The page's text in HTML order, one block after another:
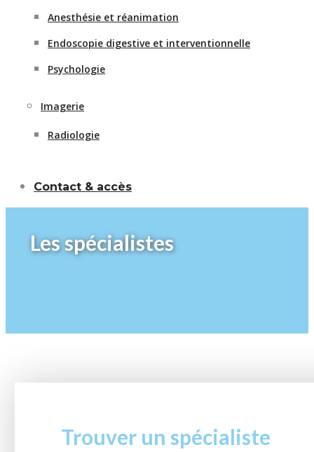
Anesthésie et réanimation
Endoscopie digestive et interventionnelle
Psychologie
Imagerie
Radiologie
Contact & accès
Les spécialistes
Trouver un spécialiste